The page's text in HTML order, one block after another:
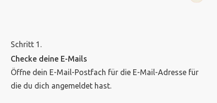
Schritt 1.
Checke deine E-Mails
Öffne dein E-Mail-Postfach für die E-Mail-Adresse für
die du dich angemeldet hast.